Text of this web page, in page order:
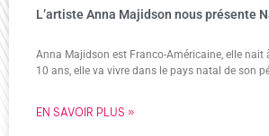
L’artiste Anna Majidson nous présente
Anna Majidson est Franco-Américaine, elle nait
10 ans, elle va vivre dans le pays natal de son
EN SAVOIR PLUS »